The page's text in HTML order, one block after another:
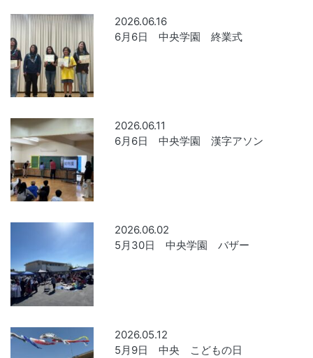
2026.06.16
6月6日 中央学園 終業式
2026.06.11
6月6日 中央学園 漢字アソン
2026.06.02
5月30日 中央学園 バザー
2026.05.12
5月9日 中央 こどもの日